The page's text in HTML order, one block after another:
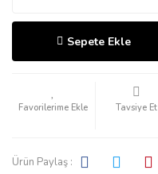
Sepete Ekle
Tavsiye Et
Ürün Paylaş :